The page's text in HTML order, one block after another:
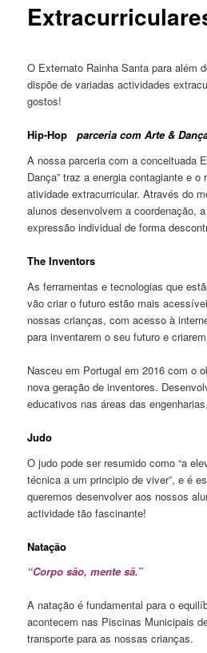
primário
O Externato Rainha Santa para além
dispõe de variadas actividades
gostos!
Hip-Hopparceria com Arte &
A nossa parceria com a conceituada
Dança” traz a energia contagiante e
atividade extracurricular. Através do
alunos desenvolvem a coordenação,
expressão individual de forma
The Inventors
As ferramentas e tecnologias que
vão criar o futuro estão mais
nossas crianças, com acesso à
para inventarem o seu futuro e
Nasceu em Portugal em 2016 com o
nova geração de inventores.
educativos nas áreas das
Judo
O judo pode ser resumido como “a
técnica a um principio de viver”, e é
queremos desenvolver aos nossos
actividade tão fascinante!
Natação
“Corpo são, mente sã.”
A natação é fundamental para o
acontecem nas Piscinas Municipais
transporte para as nossas crianças.